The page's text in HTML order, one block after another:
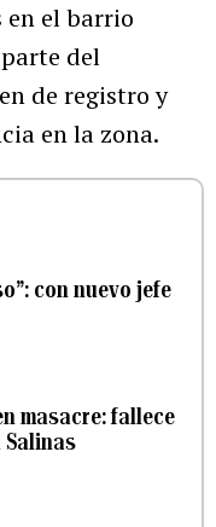
en el barrio
del
de registro y
en la zona.
con nuevo jefe
masacre: fallece
Salinas